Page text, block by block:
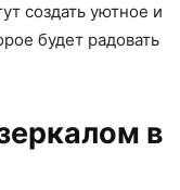
создать уютное и
будет радовать
в